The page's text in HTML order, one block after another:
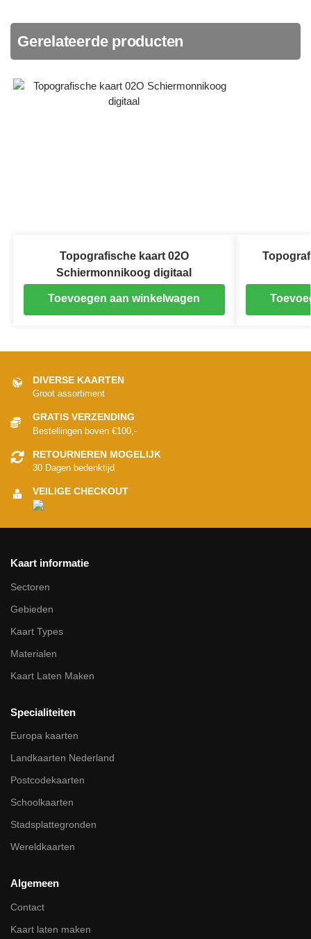
Gerelateerde producten
Topografische kaart 02O
Schiermonnikoog digitaal
Toevoegen aan winkelwagen
DIVERSE KAARTEN
Groot assortiment
GRATIS VERZENDING
Bestellingen boven €100,-
RETOURNEREN MOGELIJK
30 Dagen bedenktijd
VEILIGE CHECKOUT
Kaart informatie
Sectoren
Gebieden
Kaart Types
Materialen
Kaart Laten Maken
Specialiteiten
Europa kaarten
Landkaarten Nederland
Postcodekaarten
Schoolkaarten
Stadsplattegronden
Wereldkaarten
Algemeen
Contact
Kaart laten maken